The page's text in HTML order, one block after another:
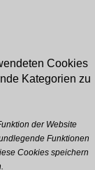
Cookies
Kategorien zu
der Website
Funktionen
Cookies speichern